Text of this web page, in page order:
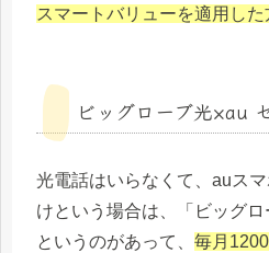
スマートバリューを適用した
ビッグローブ光×au
光電話はいらなくて、auス
けという場合は、「ビッグロ
というのがあって、 毎月1200